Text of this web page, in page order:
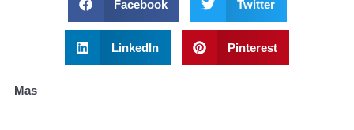
Facebook Twitter
LinkedIn Pinterest
Mas